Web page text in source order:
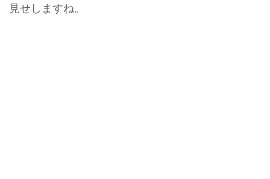
見せしますね。